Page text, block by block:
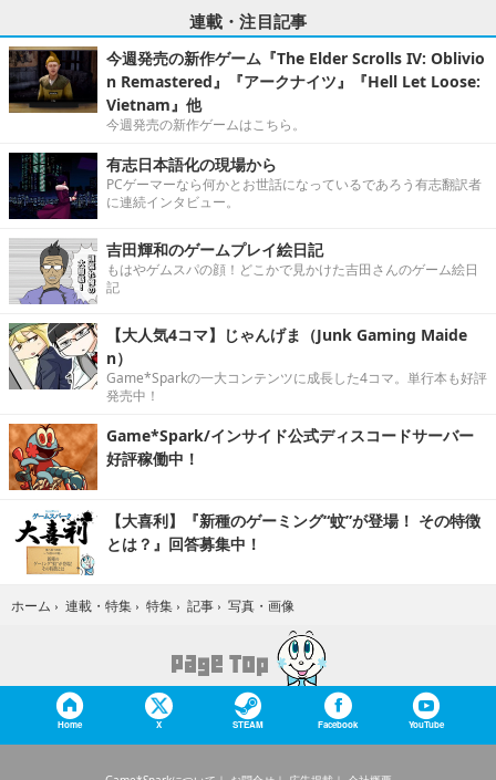
連載・注目記事
今週発売の新作ゲーム『The Elder Scrolls IV: Oblivio
n Remastered』『アークナイツ』『Hell Let Loose:
Vietnam』他
今週発売の新作ゲームはこちら。
有志日本語化の現場から
PCゲーマーなら何かとお世話になっているであろう有志翻訳者
に連続インタビュー。
吉田輝和のゲームプレイ絵日記
もはやゲムスパの顔！どこかで見かけた吉田さんのゲーム絵日
記
【大人気4コマ】じゃんげま（Junk Gaming Maide
n）
Game*Sparkの一大コンテンツに成長した4コマ。単行本も好評
発売中！
Game*Spark/インサイド公式ディスコードサーバー
好評稼働中！
【大喜利】『新種のゲーミング“蚊”が登場！ その特徴
とは？』回答募集中！
ホーム › 連載・特集 › 特集 › 記事 › 写真・画像
Home X STEAM Facebook YouTube